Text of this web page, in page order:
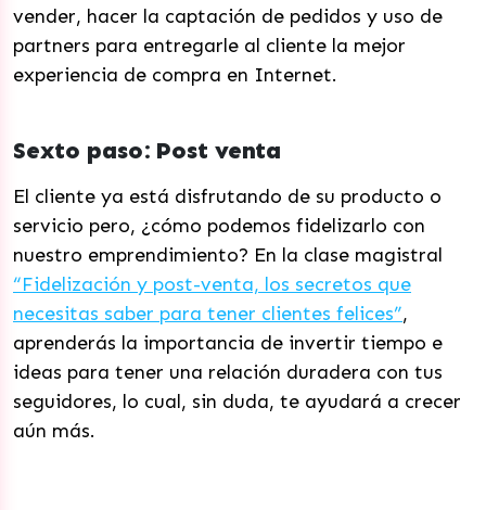
vender, hacer la captación de pedidos y uso de
partners para entregarle al cliente la mejor
experiencia de compra en Internet.
Sexto paso: Post venta
El cliente ya está disfrutando de su producto o
servicio pero, ¿cómo podemos fidelizarlo con
nuestro emprendimiento? En la clase magistral
“Fidelización y post-venta, los secretos que
necesitas saber para tener clientes felices”,
aprenderás la importancia de invertir tiempo e
ideas para tener una relación duradera con tus
seguidores, lo cual, sin duda, te ayudará a crecer
aún más.